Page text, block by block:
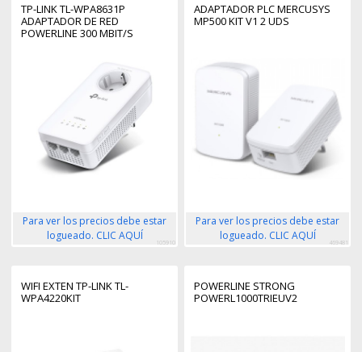
TP-LINK TL-WPA8631P
ADAPTADOR DE RED
POWERLINE 300 MBIT/S
Para ver los precios debe estar
logueado. CLIC AQUÍ
105910
ADAPTADOR PLC MERCUSYS
MP500 KIT V1 2 UDS
Para ver los precios debe estar
logueado. CLIC AQUÍ
469481
WIFI EXTEN TP-LINK TL-
WPA4220KIT
POWERLINE STRONG
POWERL1000TRIEUV2